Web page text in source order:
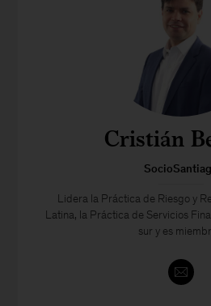
Cristián
Lidera la Práctica de Riesgo y
Latina, la Práctica de Servicios
sur y es